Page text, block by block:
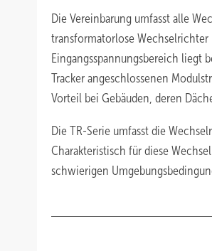
Die Vereinbarung umfasst alle
transformatorlose Wechselrichter
Eingangsspannungsbereich liegt
Tracker angeschlossenen
Vorteil bei Gebäuden, deren
Die TR-Serie umfasst die
Charakteristisch für diese
schwierigen